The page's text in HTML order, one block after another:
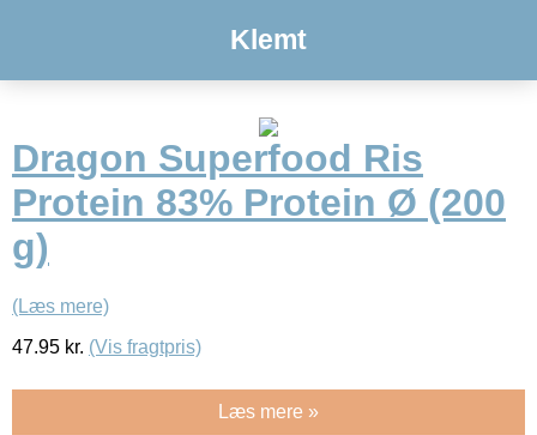
Klemt
Dragon Superfood Ris
Protein 83% Protein Ø (200
g)
(Læs mere)
47.95 kr. (Vis fragtpris)
Læs mere »